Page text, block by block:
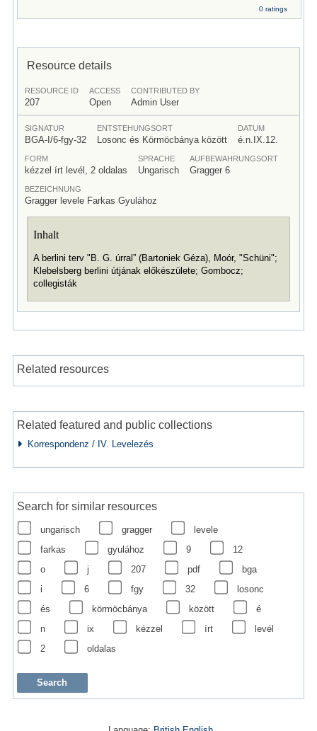
0 ratings
Resource details
RESOURCE ID
207
ACCESS
Open
CONTRIBUTED BY
Admin User
SIGNATUR
BGA-I/6-fgy-32
ENTSTEHUNGSORT
Losonc és Körmöcbánya között
DATUM
é.n.IX.12.
FORM
kézzel írt levél, 2 oldalas
SPRACHE
Ungarisch
AUFBEWAHRUNGSORT
Gragger 6
BEZEICHNUNG
Gragger levele Farkas Gyulához
Inhalt
A berlini terv "B. G. úrral” (Bartoniek Géza), Moór, "Schüni";
Klebelsberg berlini útjának előkészülete; Gombocz;
collegisták
Related resources
Related featured and public collections
Korrespondenz / IV. Levelezés
Search for similar resources
ungarisch gragger
levele
farkas
gyulához 9
12
o
j 207 pdf
bga
i
6 fgy 32
losonc
és
körmöcbánya között
é
n
ix kézzel írt
levél
2
oldalas